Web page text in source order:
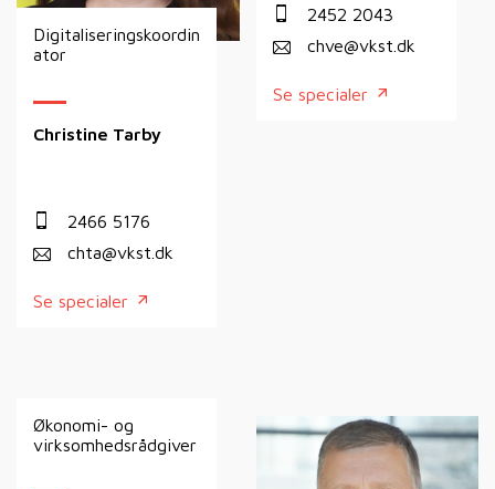
Digitaliseringskoordin
ator
Christine Tarby
2466 5176
chta@vkst.dk
Se specialer
2452 2043
chve@vkst.dk
Se specialer
Økonomi- og
virksomhedsrådgiver